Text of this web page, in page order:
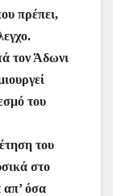
πρέπει,
τον Άδωνι
του
του
στο
όσα